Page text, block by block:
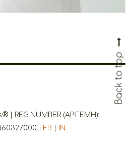
| REG.NUMBER (ΑΡ.ΓΕΜΗ):
| FB IN